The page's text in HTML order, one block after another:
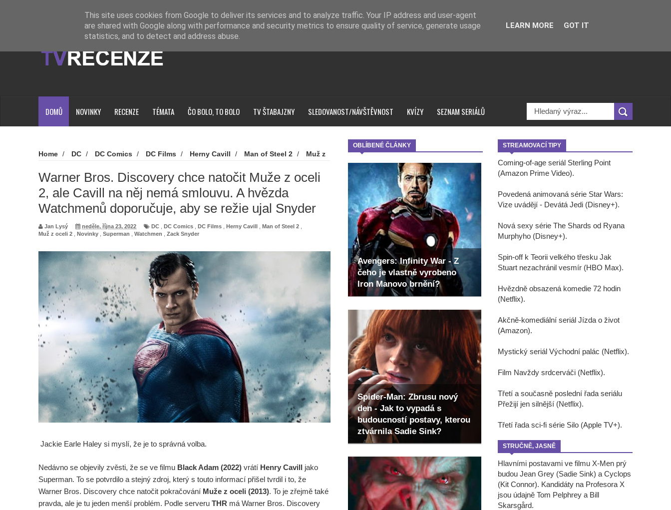
Loading...
DOMŮ NOVINKY RECENZE TÉMATA ČO BOLO, TO BOLO TV ŠTABAJZNY SLEDOVANOST/NÁVŠTĚVNOST KVÍZY SEZNAM SERIÁLŮ
OBLÍBENÉ ČLÁNKY
Avengers: Infinity War - Z
čeho je vlastně vyrobeno
Iron Manovo brnění?
Spider-Man: Zbrusu nový
den - Jak to vypadá s
budoucností postavy, kterou
ztvárnila Sadie Sink?
Home / DC / DC Comics / DC Films / Herny Cavill / Man of Steel 2 /
Muž z
Discovery chce natočit Muže z oceli 2, ale Cavill na něj nemá smlouvu. A hvězda Watchmenů
doporučuje, aby se režie ujal Snyder
Warner Bros. Discovery chce natočit Muže z oceli
2, ale Cavill na něj nemá smlouvu. A hvězda
Watchmenů doporučuje, aby se režie ujal Snyder
Jan Lysý neděle, října 23, 2022 DC DC Comics DC Films Herny Cavill Man of Steel 2
Muž z oceli 2
Novinky Superman Watchmen Zack Snyder
Jackie Earle Haley si myslí, že je to správná volba.
Nedávno se objevily zvěsti, že se ve filmu Black Adam (2022) vrátí Henry Cavill jako
Superman. To se potvrdilo a stejný zdroj, který s touto informací přišel tvrdil i to, že
Warner Bros. Discovery chce natočit pokračování Muže z oceli (2013). To je zřejmě také
pravda, ale je tu jeden menší problém. Podle serveru THR má Warner Bros. Discovery
STREAMOVACÍ TIPY
Coming-of-age seriál Sterling Point
(Amazon Prime Video).
Povedená animovaná série Star Wars:
Vize uvádějí - Devátá Jedi (Disney+).
Nová sexy série The Shards od Ryana
Murphyho (Disney+).
Spin-off k Teorii velkého třesku Jak
Stuart nezachránil vesmír (HBO Max).
Hvězdně obsazená komedie 72 hodin
(Netflix).
Akčně-komediální seriál Jízda o život
(Amazon).
Mystický seriál Východní palác (Netflix).
Film Navždy srdcerváči (Netflix).
Třetí a současně poslední řada seriálu
Přežijí jen silnější (Netflix).
Třetí řada sci-fi série Silo (Apple TV+).
STRUČNĚ, JASNĚ
Hlavními postavami ve filmu X-Men prý
budou Jean Grey (Sadie Sink) a Cyclops
(Kit Connor). Kandidáty na Profesora X
jsou údajně Tom Pelphrey a Bill
Skarsgård.
This site uses cookies from Google to deliver its services and to analyze traffic. Your IP address and user-agent
are shared with Google along with performance and security metrics to ensure quality of service, generate usage
statistics, and to detect and address abuse.
LEARN MORE GOT IT